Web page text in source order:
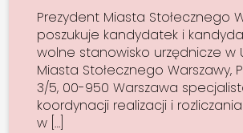
Prezydent Miasta Stołecznego
poszukuje kandydatek i
wolne stanowisko urzędnicze w
Miasta Stołecznego Warszawy,
3/5, 00-950 Warszawa
koordynacji realizacji i
w […]